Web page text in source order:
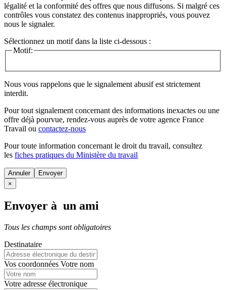
légalité et la conformité des offres que nous diffusons. Si malgré ces
contrôles vous constatez des contenus inappropriés, vous pouvez
nous le signaler.
Sélectionnez un motif dans la liste ci-dessous :
Motif:
Nous vous rappelons que le signalement abusif est strictement
interdit.
Pour tout signalement concernant des informations inexactes ou une
offre déjà pourvue, rendez-vous auprès de votre agence France
Travail ou contactez-nous
Pour toute information concernant le droit du travail, consultez
les fiches pratiques du Ministère du travail
Annuler
×
Envoyer à un ami
Tous les champs sont obligatoires
Destinataire
Vos coordonnées Votre nom
Votre adresse électronique